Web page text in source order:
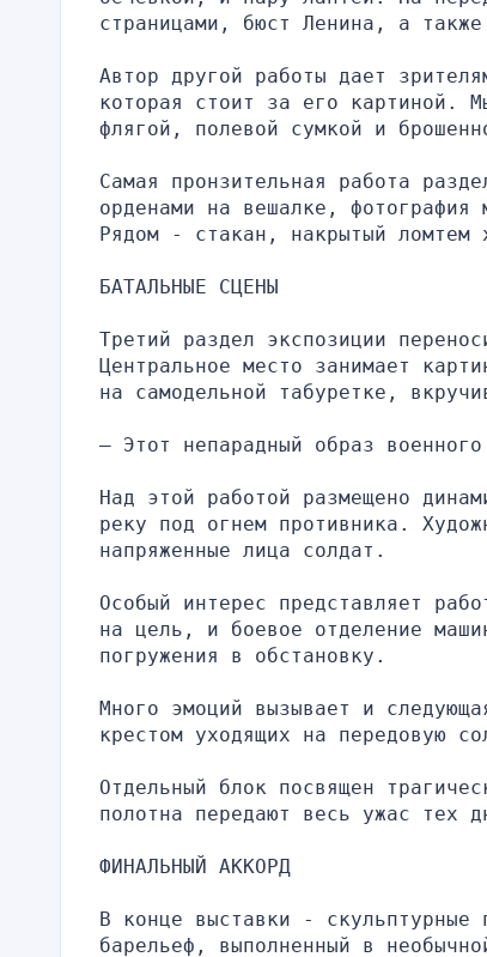
страницами, бюст Ленина, а
Автор другой работы дает
которая стоит за его картиной.
флягой, полевой сумкой и
Самая пронзительная работа
орденами на вешалке, фотография
Рядом - стакан, накрытый ломтем
БАТАЛЬНЫЕ СЦЕНЫ
Третий раздел экспозиции
Центральное место занимает
на самодельной табуретке,
– Этот непарадный образ
Над этой работой размещено
реку под огнем противника.
напряженные лица солдат.
Особый интерес представляет
на цель, и боевое отделение
погружения в обстановку.
Много эмоций вызывает и
крестом уходящих на передовую
Отдельный блок посвящен
полотна передают весь ужас тех
ФИНАЛЬНЫЙ АККОРД
В конце выставки - скульптурные
барельеф, выполненный в